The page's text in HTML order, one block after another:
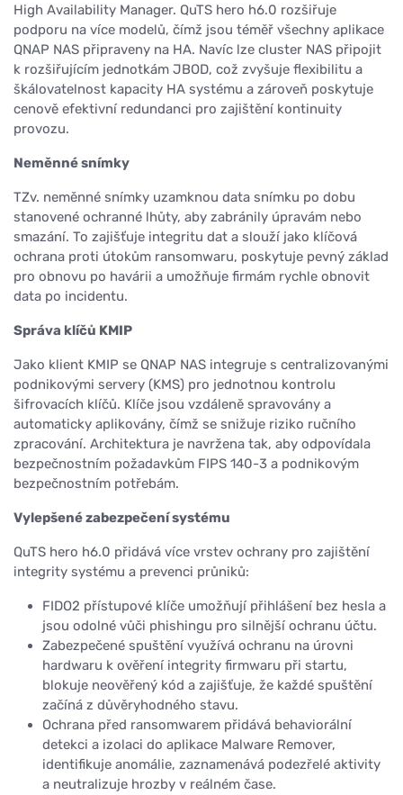
High Availability Manager. QuTS hero h6.0 rozšiřuje
podporu na více modelů, čímž jsou téměř všechny aplikace
QNAP NAS připraveny na HA. Navíc lze cluster NAS připojit
k rozšiřujícím jednotkám JBOD, což zvyšuje flexibilitu a
škálovatelnost kapacity HA systému a zároveň poskytuje
cenově efektivní redundanci pro zajištění kontinuity
provozu.
Neměnné snímky
TZv. neměnné snímky uzamknou data snímku po dobu
stanovené ochranné lhůty, aby zabránily úpravám nebo
smazání. To zajišťuje integritu dat a slouží jako klíčová
ochrana proti útokům ransomwaru, poskytuje pevný základ
pro obnovu po havárii a umožňuje firmám rychle obnovit
data po incidentu.
Správa klíčů KMIP
Jako klient KMIP se QNAP NAS integruje s centralizovanými
podnikovými servery (KMS) pro jednotnou kontrolu
šifrovacích klíčů. Klíče jsou vzdáleně spravovány a
automaticky aplikovány, čímž se snižuje riziko ručního
zpracování. Architektura je navržena tak, aby odpovídala
bezpečnostním požadavkům FIPS 140-3 a podnikovým
bezpečnostním potřebám.
Vylepšené zabezpečení systému
QuTS hero h6.0 přidává více vrstev ochrany pro zajištění
integrity systému a prevenci průniků:
FIDO2 přístupové klíče umožňují přihlášení bez hesla a
jsou odolné vůči phishingu pro silnější ochranu účtu.
Zabezpečené spuštění využívá ochranu na úrovni
hardwaru k ověření integrity firmwaru při startu,
blokuje neověřený kód a zajišťuje, že každé spuštění
začíná z důvěryhodného stavu.
Ochrana před ransomwarem přidává behaviorální
detekci a izolaci do aplikace Malware Remover,
identifikuje anomálie, zaznamenává podezřelé aktivity
a neutralizuje hrozby v reálném čase.